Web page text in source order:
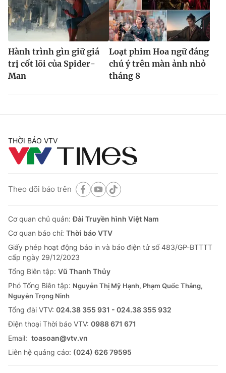
Hành trình gìn giữ giá
trị cốt lõi của Spider-
Man
Loạt phim Hoa ngữ đáng
chú ý trên màn ảnh nhỏ
tháng 8
THỜI BÁO VTV
Theo dõi báo trên
Cơ quan chủ quản:Đài Truyền hình Việt Nam
Cơ quan báo chí: Thời báo VTV
Giấy phép hoạt động báo in và báo điện tử số 483/GP-BTTTT
cấp ngày 29/12/2023
Tổng Biên tập: Vũ Thanh Thủy
Phó Tổng Biên tập: Nguyễn Thị Mỹ Hạnh, Phạm Quốc Thắng,
Nguyễn Trọng Ninh
Tổng đài VTV: 024.38 355 931 - 024.38 355 932
Ðiện thoại Thời báo VTV: 0988 671 671
Email: toasoan@vtv.vn
Liên hệ quảng cáo: (024) 626 79595